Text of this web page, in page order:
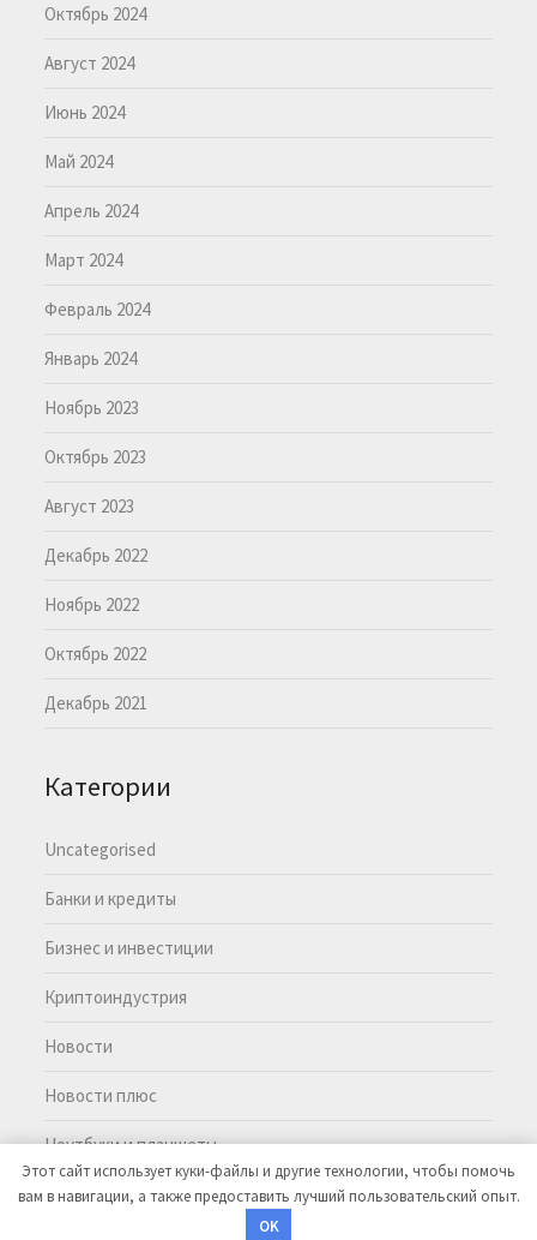
Октябрь 2024
Август 2024
Июнь 2024
Май 2024
Апрель 2024
Март 2024
Февраль 2024
Январь 2024
Ноябрь 2023
Октябрь 2023
Август 2023
Декабрь 2022
Ноябрь 2022
Октябрь 2022
Декабрь 2021
Категории
Uncategorised
Банки и кредиты
Бизнес и инвестиции
Криптоиндустрия
Новости
Новости плюс
Ноутбуки и планшеты
| Тема WordPress:
Этот сайт использует куки-файлы и другие технологии, чтобы помочь
вам в навигации, а также предоставить лучший пользовательский опыт.
OK